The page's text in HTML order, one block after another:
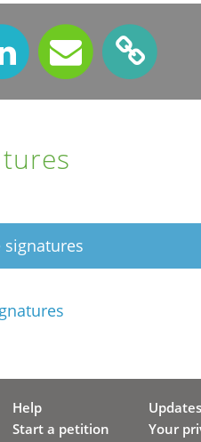
signatures
Help
Start a petition
Updates
Your